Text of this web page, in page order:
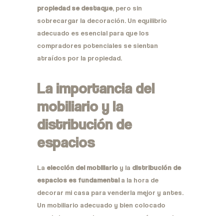
propiedad se destaque, pero sin
sobrecargar la decoración. Un equilibrio
adecuado es esencial para que los
compradores potenciales se sientan
atraídos por la propiedad.
La importancia del
mobiliario y la
distribución de
espacios
La elección del mobiliario y la distribución de
espacios es fundamentala la hora de
decorar mi casa para venderla mejor y antes.
Un mobiliario adecuado y bien colocado